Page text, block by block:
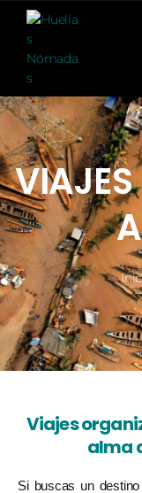
Viajes
alma
Si buscas un